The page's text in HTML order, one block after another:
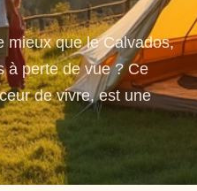
mieux que le Calvados,
à perte de vue ? Ce
de vivre, est une